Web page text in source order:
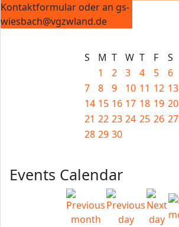
Kontaktformular oder an gs-
wiesbach@vgzwland.de
S M T W T F
S
1
2 3 4 5
6
7
8 9 10 11 12 13
14 15 16 17 18 19 20
21 22 23 24 25 26 27
28 29 30
Events Calendar